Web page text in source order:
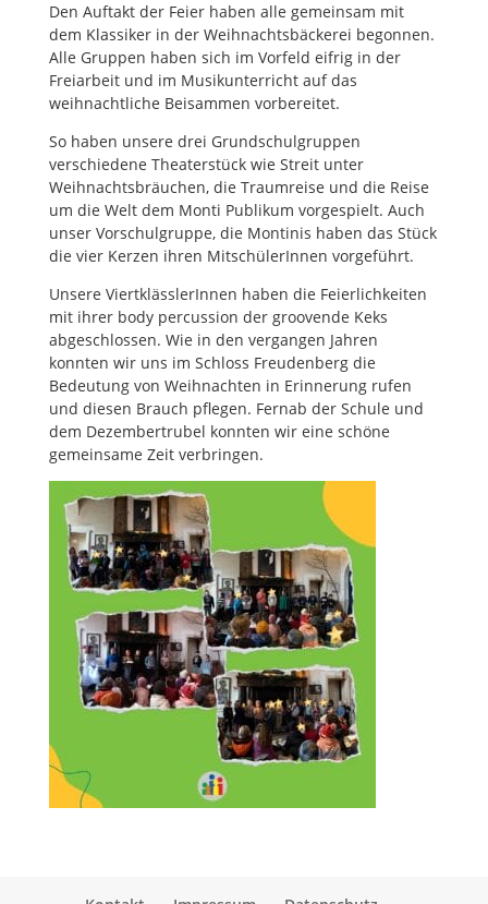
Den Auftakt der Feier haben alle gemeinsam mit
dem Klassiker in der Weihnachtsbäckerei begonnen.
Alle Gruppen haben sich im Vorfeld eifrig in der
Freiarbeit und im Musikunterricht auf das
weihnachtliche Beisammen vorbereitet.
So haben unsere drei Grundschulgruppen
verschiedene Theaterstück wie Streit unter
Weihnachtsbräuchen, die Traumreise und die Reise
um die Welt dem Monti Publikum vorgespielt. Auch
unser Vorschulgruppe, die Montinis haben das Stück
die vier Kerzen ihren MitschülerInnen vorgeführt.
Unsere ViertklässlerInnen haben die Feierlichkeiten
mit ihrer body percussion der groovende Keks
abgeschlossen. Wie in den vergangen Jahren
konnten wir uns im Schloss Freudenberg die
Bedeutung von Weihnachten in Erinnerung rufen
und diesen Brauch pflegen. Fernab der Schule und
dem Dezembertrubel konnten wir eine schöne
gemeinsame Zeit verbringen.